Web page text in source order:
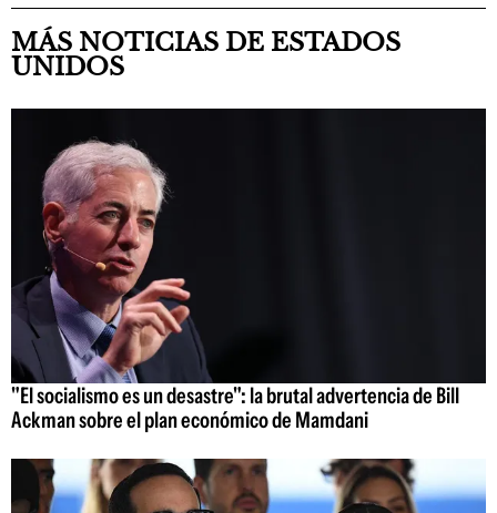
MÁS NOTICIAS DE ESTADOS
UNIDOS
"El socialismo es un desastre": la brutal advertencia de Bill
Ackman sobre el plan económico de Mamdani